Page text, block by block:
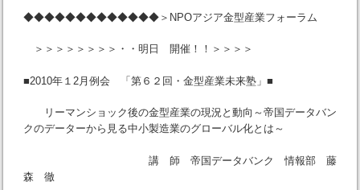
◆◆◆◆◆◆◆◆◆◆◆◆◆＞NPOアジア金型産業フォーラム
＞＞＞＞＞＞＞＞・・明日 開催！！＞＞＞＞
■2010年１2月例会 「第６２回・金型産業未来塾」■
リーマンショック後の金型産業の現況と動向～帝国データバン
クのデーターから見る中小製造業のグローバル化とは～
講 師 帝国データバンク 情報部 藤
森 徹